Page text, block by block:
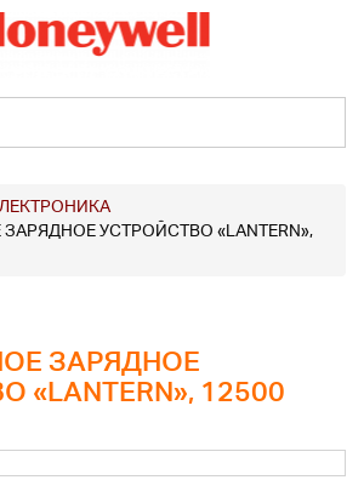
УСТРОЙСТВО «LANTERN»,
ЗАРЯДНОЕ
«LANTERN», 12500